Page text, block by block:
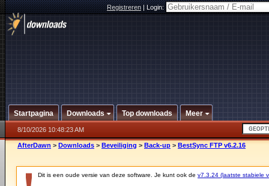
Registreren|Login:
Startpagina Downloads Top downloads Meer
8/10/2026 10:48:23 AM
AfterDawn > Downloads > Beveiliging > Back-up > BestSync FTP v6.2.16
Dit is een oude versie van deze software. Je kunt ook de v7.3.24 (laatste stabiele